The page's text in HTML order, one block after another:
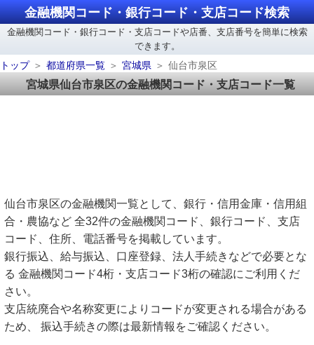
金融機関コード・銀行コード・支店コード検索
金融機関コード・銀行コード・支店コードや店番、支店番号を簡単に検索
できます。
トップ
都道府県一覧 宮城県 仙台市泉区
宮城県仙台市泉区の金融機関コード・支店コード一覧
仙台市泉区の金融機関一覧として、銀行・信用金庫・信用組
合・農協など 全32件の金融機関コード、銀行コード、支店
コード、住所、電話番号を掲載しています。
銀行振込、給与振込、口座登録、法人手続きなどで必要とな
る 金融機関コード4桁・支店コード3桁の確認にご利用くだ
さい。
支店統廃合や名称変更によりコードが変更される場合がある
ため、 振込手続きの際は最新情報をご確認ください。